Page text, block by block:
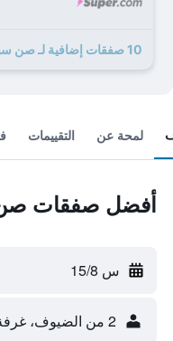
10 صفقات إضافية لـ صن سبا
لمحة عن التقييمات
أفضل صفقات
س 15/8
2 من الضيوف، غرفة واحدة